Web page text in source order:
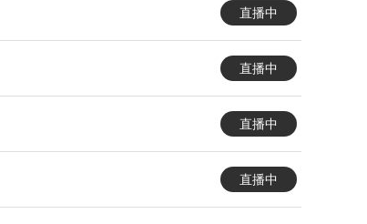
直播中
直播中
直播中
直播中